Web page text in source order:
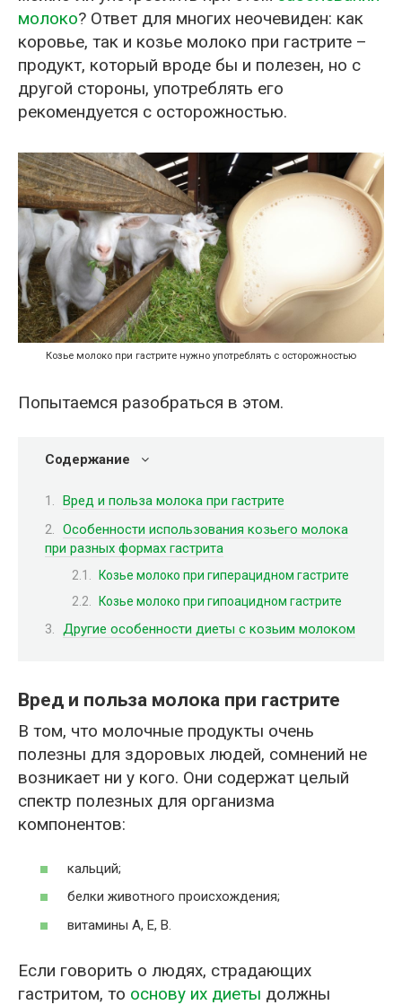
молоко? Ответ для многих неочевиден: как
коровье, так и козье молоко при гастрите –
продукт, который вроде бы и полезен, но с
другой стороны, употреблять его
рекомендуется с осторожностью.
Козье молоко при гастрите нужно употреблять с осторожностью
Попытаемся разобраться в этом.
Содержание
Вред и польза молока при гастрите
Особенности использования козьего молока
при разных формах гастрита
Козье молоко при гиперацидном гастрите
Козье молоко при гипоацидном гастрите
Другие особенности диеты с козьим молоком
Вред и польза молока при гастрите
В том, что молочные продукты очень
полезны для здоровых людей, сомнений не
возникает ни у кого. Они содержат целый
спектр полезных для организма
компонентов:
кальций;
белки животного происхождения;
витамины А, Е, В.
Если говорить о людях, страдающих
гастритом, то основу их диеты должны